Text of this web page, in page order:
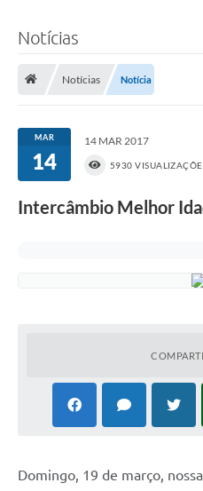
Notícias
Notícias Notícia
MAR
14
14 MAR 2017
5930
Intercâmbio Melhor
Domingo, 19 de março,